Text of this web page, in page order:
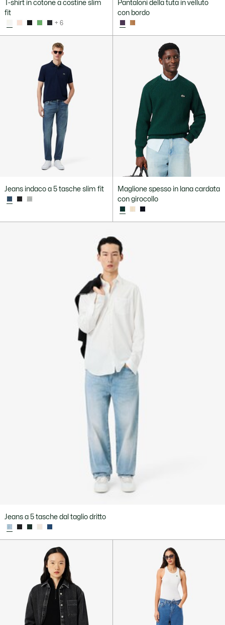
T-shirt in cotone a costine slim
fit
+ 6
Pantaloni della tuta in velluto
con bordo
Jeans indaco a 5 tasche slim fit
Maglione spesso in lana cardata
con girocollo
Jeans a 5 tasche dal taglio dritto